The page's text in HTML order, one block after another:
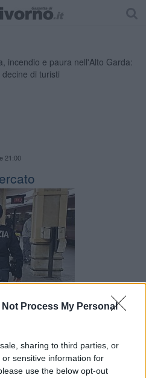
Not Process My Personal
sharing to third parties, or
sensitive information for
use the below opt-out
21:00
e senza fissa dimora. È stato
ferriviaria